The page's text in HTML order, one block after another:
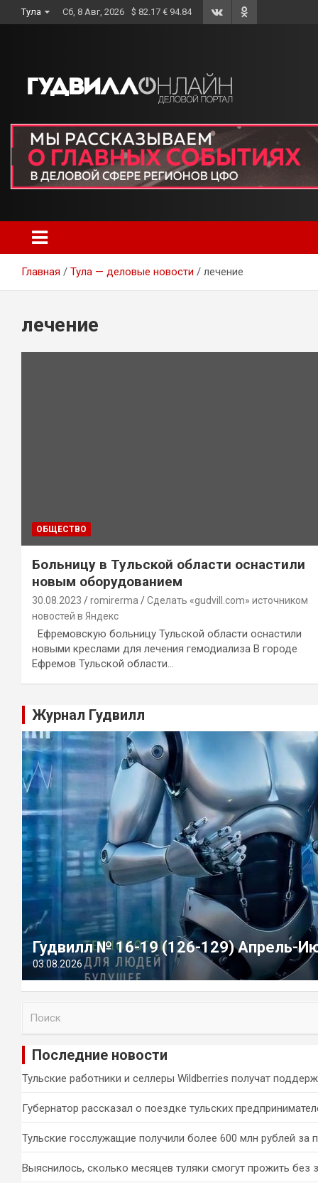
to
Тула Сб, 8 Авг, 2026 $ 82.17 € 94.84
Главная Тула — деловые новости лечение
лечение
ОБЩЕСТВО
Больницу в Тульской области оснастили
новым оборудованием
30.08.2023 romirerma
Сделать «gudvill.com» источником
новостей в Яндекс
Ефремовскую больницу Тульской области оснастили
новыми креслами для лечения гемодиализа В городе
Ефремов Тульской области…
Журнал Гудвилл
Гудвилл № 16-19 (126-129) Апрель-
03.08.2026
и
Последние новости
Тульские работники и селлеры Wildberries получат
Губернатор рассказал о поездке тульских
Тульские госслужащие получили более 600 млн рублей за
Выяснилось, сколько месяцев туляки смогут прожить без